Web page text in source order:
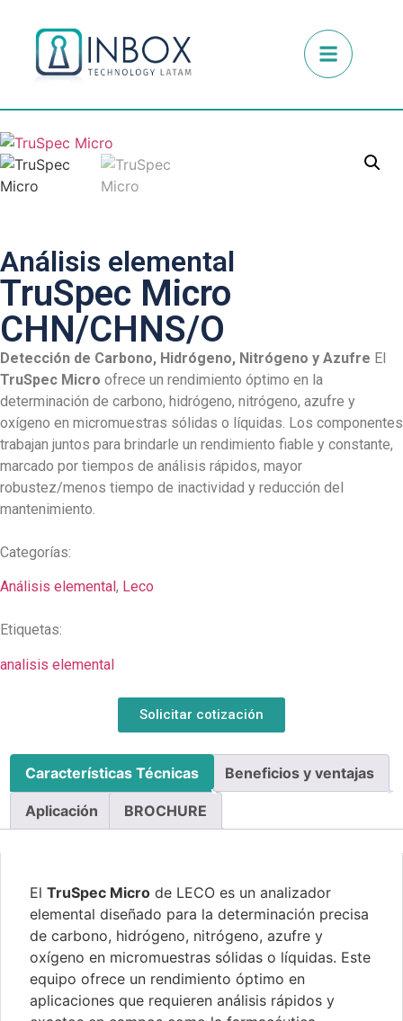
Análisis elemental
TruSpec Micro
CHN/CHNS/O
Detección de Carbono, Hidrógeno, Nitrógeno y Azufre El
TruSpec Micro ofrece un rendimiento óptimo en la
determinación de carbono, hidrógeno, nitrógeno, azufre y
oxígeno en micromuestras sólidas o líquidas. Los componentes
trabajan juntos para brindarle un rendimiento fiable y constante,
marcado por tiempos de análisis rápidos, mayor
robustez/menos tiempo de inactividad y reducción del
mantenimiento.
Categorías:
Análisis elemental , Leco
Etiquetas:
analisis elemental
Solicitar cotización
Características Técnicas Beneficios y ventajas
Aplicación BROCHURE
El TruSpec Micro de LECO es un analizador
elemental diseñado para la determinación precisa
de carbono, hidrógeno, nitrógeno, azufre y
oxígeno en micromuestras sólidas o líquidas. Este
equipo ofrece un rendimiento óptimo en
aplicaciones que requieren análisis rápidos y